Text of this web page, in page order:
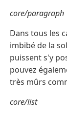
core/paragraph
Dans tous les
imbibé de la
puissent s'y
pouvez
très mûrs
core/list